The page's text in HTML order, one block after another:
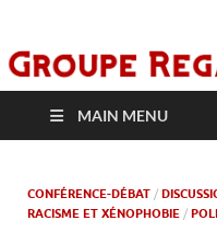
MAIN MENU
CONFÉRENCE-DÉBAT /
RACISME ET XÉNOPHOBIE /